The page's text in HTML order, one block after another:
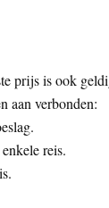
prijs is ook
aan verbonden:
reis.